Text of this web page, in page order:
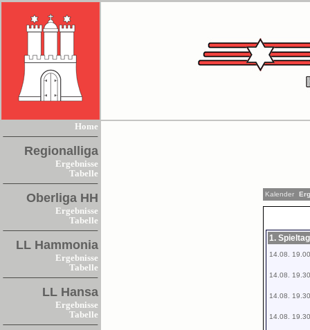
Home
Regionalliga
Ergebnisse
Tabelle
Oberliga HH
Ergebnisse
Tabelle
LL Hammonia
Ergebnisse
Tabelle
LL Hansa
Ergebnisse
Tabelle
Kalender
1.
14.08. 19.00
14.08. 19.30
14.08. 19.30
14.08. 19.30